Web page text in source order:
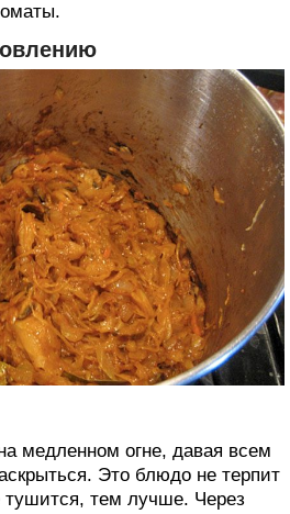
медленном огне, давая всем
Это блюдо не терпит
тем лучше. Через